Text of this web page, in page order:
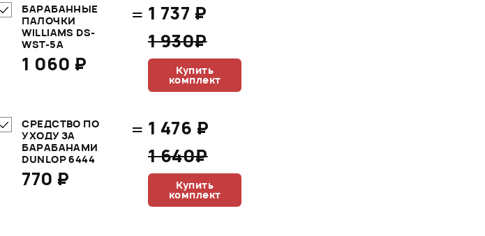
БАРАБАННЫЕ
ПАЛОЧКИ
WILLIAMS DS-
WST-5A
1 060 ₽
= 1 737 ₽
1 930₽
Купить
комплект
СРЕДСТВО ПО
УХОДУ ЗА
БАРАБАНАМИ
DUNLOP 6444
770 ₽
= 1 476 ₽
1 640₽
Купить
комплект